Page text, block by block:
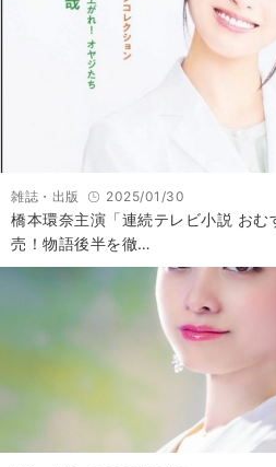
雑誌・出版 2025/01/30
橋本環奈主演「連続テレビ小説 お
売！物語後半を徹…